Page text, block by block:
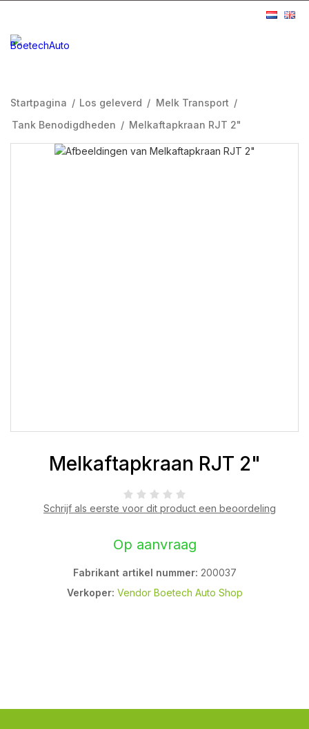
Startpagina / Los geleverd / Melk Transport /
Tank Benodigdheden / Melkaftapkraan RJT 2"
Melkaftapkraan RJT 2"
Schrijf als eerste voor dit product een beoordeling
Op aanvraag
Fabrikant artikel nummer: 200037
Verkoper: Vendor Boetech Auto Shop